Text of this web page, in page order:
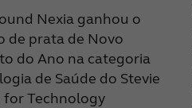
Nexia ganhou o
de prata de Novo
do Ano na categoria
de Saúde do Stevie
for Technology